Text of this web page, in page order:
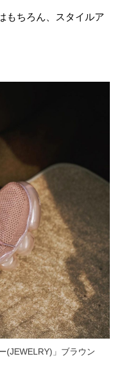
もちろん、スタイルア
(JEWELRY)」ブラウン